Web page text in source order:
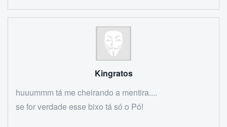
Kingratos
huuummm tá me cheirando a mentira....
se for verdade esse bixo tá só o Pó!